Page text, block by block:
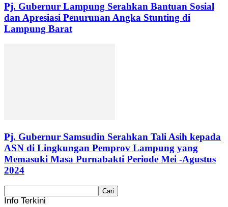
Pj. Gubernur Lampung Serahkan Bantuan Sosial
dan Apresiasi Penurunan Angka Stunting di
Lampung Barat
Pj. Gubernur Samsudin Serahkan Tali Asih kepada
ASN di Lingkungan Pemprov Lampung yang
Memasuki Masa Purnabakti Periode Mei -Agustus
2024
Info Terkini